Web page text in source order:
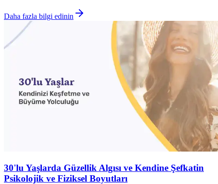
Daha fazla bilgi edinin
30'lu Yaşlarda Güzellik Algısı ve Kendine Şefkatin
Psikolojik ve Fiziksel Boyutları